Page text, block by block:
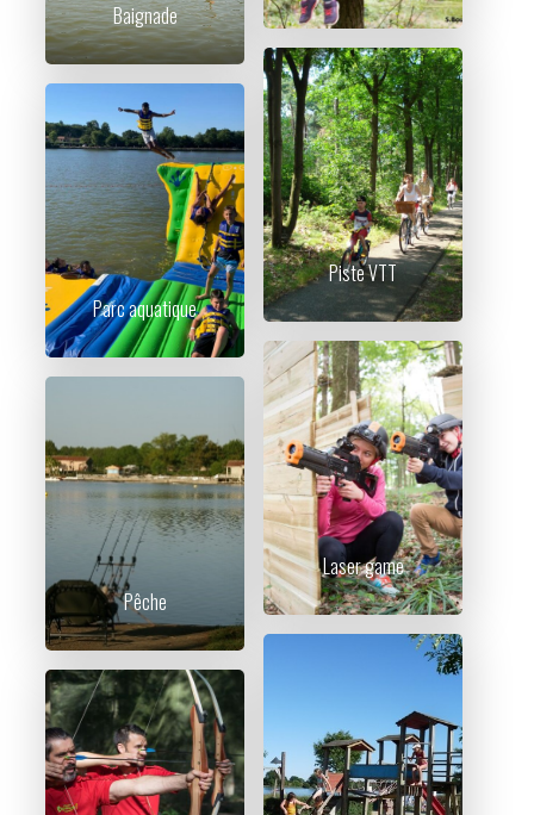
Baignade
Parc aquatique
Piste VTT
Pêche
Laser game